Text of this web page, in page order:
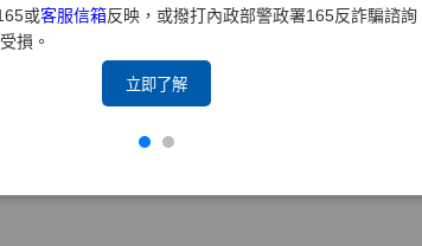
或客服信箱反映，或撥打內政部警政署165反詐騙諮詢
損。
立即了解